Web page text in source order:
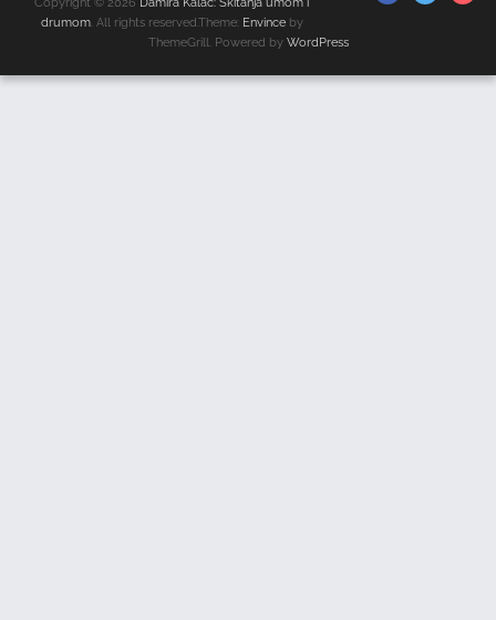
drumom. All rights reserved.Theme: Envinceby
ThemeGrill. Powered by WordPress